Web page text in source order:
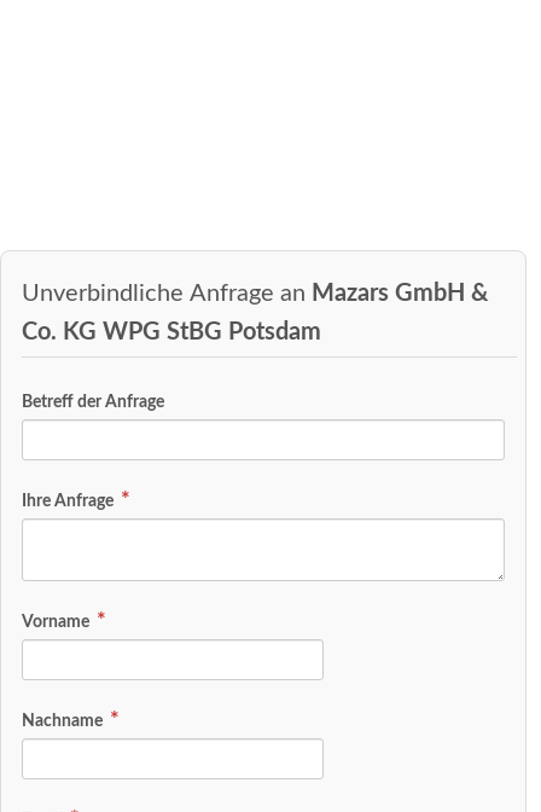
Unverbindliche Anfrage an Mazars GmbH &
Co. KG WPG StBG Potsdam
Betreff der Anfrage
Ihre Anfrage
Vorname
Nachname